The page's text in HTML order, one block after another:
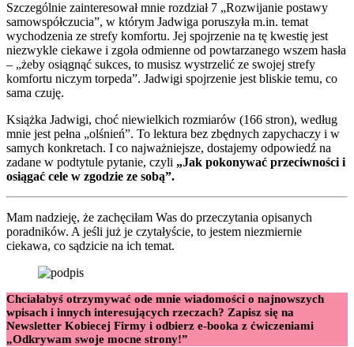
Szczególnie zainteresował mnie rozdział 7 „Rozwijanie postawy
samowspółczucia”, w którym Jadwiga poruszyła m.in. temat
wychodzenia ze strefy komfortu. Jej spojrzenie na tę kwestię jest
niezwykle ciekawe i zgoła odmienne od powtarzanego wszem hasła
– „żeby osiągnąć sukces, to musisz wystrzelić ze swojej strefy
komfortu niczym torpeda”. Jadwigi spojrzenie jest bliskie temu, co
sama czuję.
Książka Jadwigi, choć niewielkich rozmiarów (166 stron), według
mnie jest pełna „olśnień”. To lektura bez zbędnych zapychaczy i w
samych konkretach. I co najważniejsze, dostajemy odpowiedź na
zadane w podtytule pytanie, czyli „Jak pokonywać przeciwności i
osiągać cele w zgodzie ze sobą”.
Mam nadzieję, że zachęciłam Was do przeczytania opisanych
poradników. A jeśli już je czytałyście, to jestem niezmiernie
ciekawa, co sądzicie na ich temat.
Chciałabyś otrzymywać ode mnie wiadomości o najnowszych
wpisach i innych interesujących rzeczach? Zapisz się na
Newsletter Kobiecej Firmy i odbierz e-booka z ćwiczeniami
„Odkrywam swoje mocne strony!”